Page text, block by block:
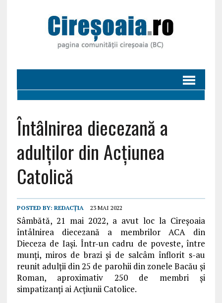
Întâlnirea diecezană a
adulţilor din Acţiunea
Catolică
POSTED BY: REDACȚIA 23 MAI 2022
Sâmbătă, 21 mai 2022, a avut loc la Cireşoaia
întâlnirea diecezană a membrilor ACA din
Dieceza de Iaşi. Într-un cadru de poveste, între
munţi, miros de brazi şi de salcâm înflorit s-au
reunit adulţii din 25 de parohii din zonele Bacău şi
Roman, aproximativ 250 de membri şi
simpatizanţi ai Acţiunii Catolice.